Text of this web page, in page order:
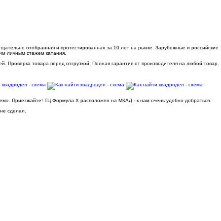
отобранная и протестированная за 10 лет на рынке. Зарубежные и российские
личным стажем катания.
товара перед отгрузкой. Полная гарантия от производителя на любой товар.
Приезжайте! ТЦ Формула Х расположен на МКАД - к нам очень удобно добраться.
сделал.